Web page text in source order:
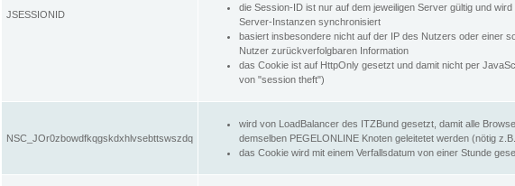
JSESSIONID
die Session-ID ist nur auf dem jeweiligen Server gültig und
Server-Instanzen synchronisiert
basiert insbesondere nicht auf der IP des Nutzers oder einer
Nutzer zurückverfolgbaren Information
das Cookie ist auf HttpOnly gesetzt und damit nicht per
von "session theft")
NSC_JOr0zbowdfkqgskdxhlvsebttswszdq
wird von LoadBalancer des ITZBund gesetzt, damit alle
demselben PEGELONLINE Knoten geleitetet werden (nötig
das Cookie wird mit einem Verfallsdatum von einer Stunde